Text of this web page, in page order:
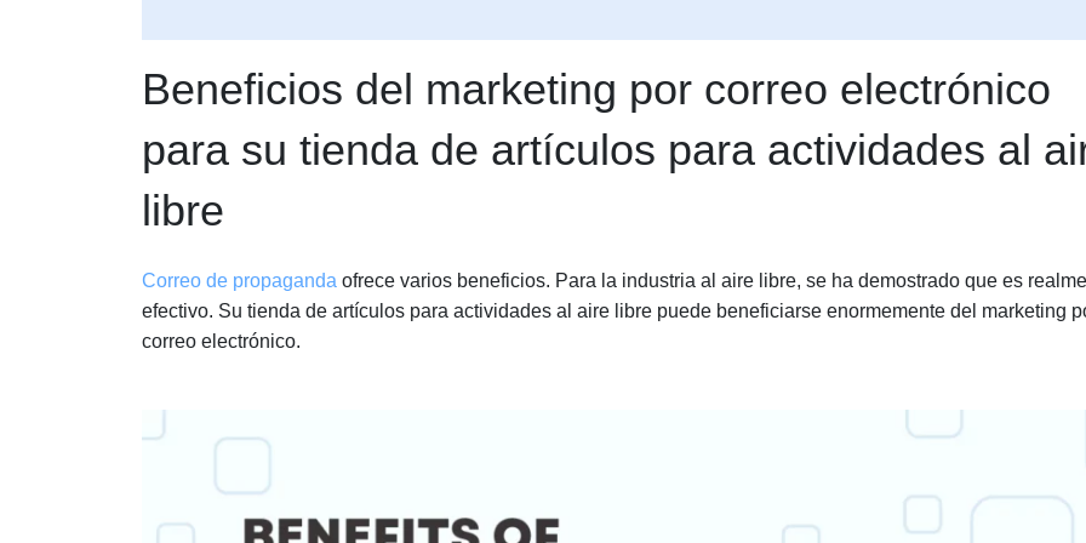
Beneficios del marketing por correo electrónico
para su tienda de artículos para actividades al
libre
Correo de propaganda ofrece varios beneficios. Para la industria al aire libre, se ha demostrado que es
efectivo. Su tienda de artículos para actividades al aire libre puede beneficiarse enormemente del marketing
correo electrónico.